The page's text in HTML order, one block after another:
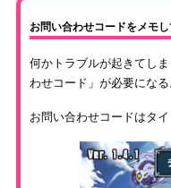
お問い合わせコードをメモし
何かトラブルが起きてし
わせコード」が必要になる
お問い合わせコードはタ